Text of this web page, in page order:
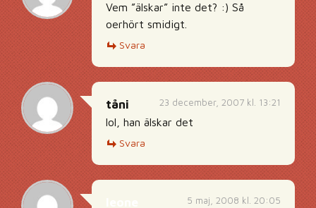
Vem ”älskar” inte det? :) Så
oerhört smidigt.
Svara
23 december, 2007 kl. 13:21
tåni
lol, han älskar det
Svara
5 maj, 2008 kl. 20:05